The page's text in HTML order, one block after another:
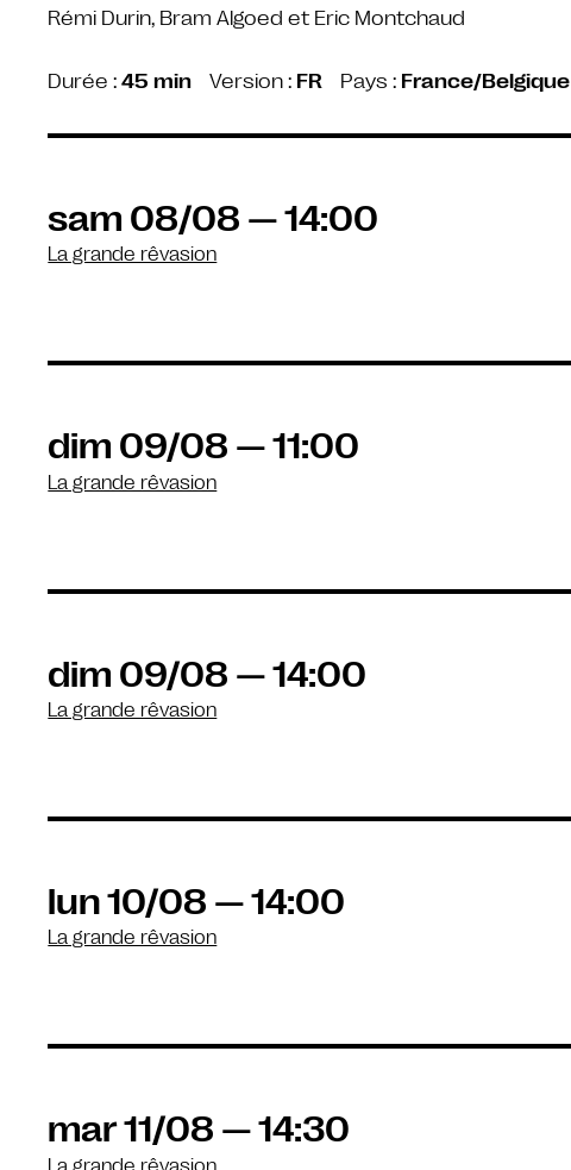
Rémi Durin, Bram Algoed et Eric Montchaud
Durée :45 min Version : FR Pays : France/Belgique
sam 08/08 — 14:00
La grande rêvasion
dim 09/08 — 11:00
La grande rêvasion
dim 09/08 — 14:00
La grande rêvasion
lun 10/08 — 14:00
La grande rêvasion
mar 11/08 — 14:30